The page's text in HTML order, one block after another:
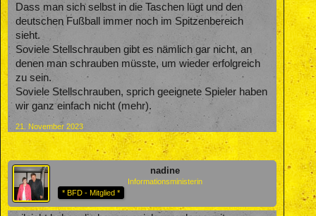
Dass man sich selbst in die Taschen lügt und den
deutschen Fußball immer noch im Spitzenbereich
sieht.
Soviele Stellschrauben gibt es nämlich gar nicht, an
denen man schrauben müsste, um wieder erfolgreich
zu sein.
Soviele Stellschrauben, sprich geeignete Spieler haben
wir ganz einfach nicht (mehr).
21. November 2023
nadine
Informationsministerin
* BFD - Mitglied *